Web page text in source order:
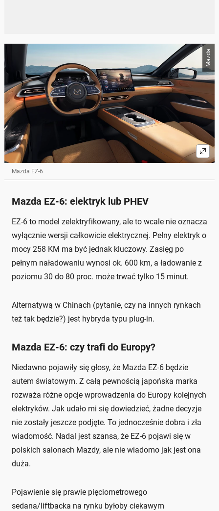
Mazda
Mazda EZ-6
Mazda EZ-6: elektryk lub PHEV
EZ-6 to model zelektryfikowany, ale to wcale nie oznacza
wyłącznie wersji całkowicie elektrycznej. Pełny elektryk o
mocy 258 KM ma być jednak kluczowy. Zasięg po
pełnym naładowaniu wynosi ok. 600 km, a ładowanie z
poziomu 30 do 80 proc. może trwać tylko 15 minut.
Alternatywą w Chinach (pytanie, czy na innych rynkach
też tak będzie?) jest hybryda typu plug-in.
Mazda EZ-6: czy trafi do Europy?
Niedawno pojawiły się głosy, że Mazda EZ-6 będzie
autem światowym. Z całą pewnością japońska marka
rozważa różne opcje wprowadzenia do Europy kolejnych
elektryków. Jak udało mi się dowiedzieć, żadne decyzje
nie zostały jeszcze podjęte. To jednocześnie dobra i zła
wiadomość. Nadal jest szansa, że EZ-6 pojawi się w
polskich salonach Mazdy, ale nie wiadomo jak jest ona
duża.
Pojawienie się prawie pięciometrowego
sedana/liftbacka na rynku byłoby ciekawym